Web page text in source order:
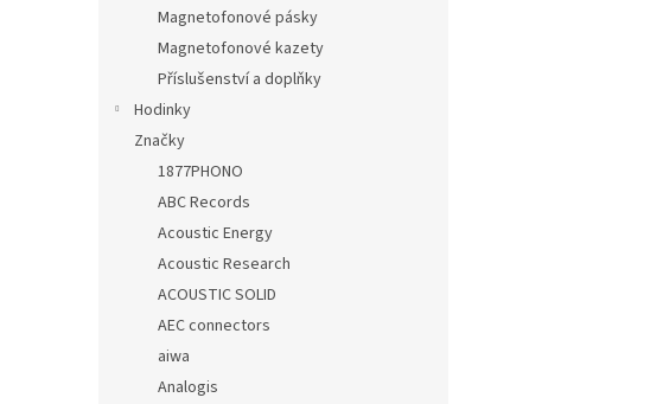
Magnetofonové pásky
Magnetofonové kazety
Příslušenství a doplňky
Hodinky
Značky
1877PHONO
ABC Records
Acoustic Energy
Acoustic Research
ACOUSTIC SOLID
AEC connectors
aiwa
Analogis